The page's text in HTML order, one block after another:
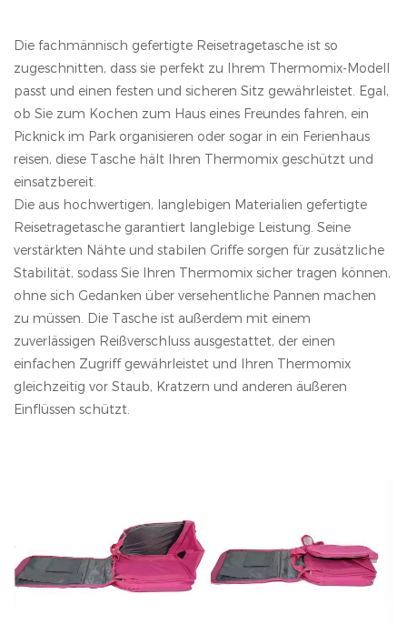
Die fachmännisch gefertigte Reisetragetasche ist so
zugeschnitten, dass sie perfekt zu Ihrem Thermomix-Modell
passt und einen festen und sicheren Sitz gewährleistet. Egal,
ob Sie zum Kochen zum Haus eines Freundes fahren, ein
Picknick im Park organisieren oder sogar in ein Ferienhaus
reisen, diese Tasche hält Ihren Thermomix geschützt und
einsatzbereit.
Die aus hochwertigen, langlebigen Materialien gefertigte
Reisetragetasche garantiert langlebige Leistung. Seine
verstärkten Nähte und stabilen Griffe sorgen für zusätzliche
Stabilität, sodass Sie Ihren Thermomix sicher tragen können,
ohne sich Gedanken über versehentliche Pannen machen
zu müssen. Die Tasche ist außerdem mit einem
zuverlässigen Reißverschluss ausgestattet, der einen
einfachen Zugriff gewährleistet und Ihren Thermomix
gleichzeitig vor Staub, Kratzern und anderen äußeren
Einflüssen schützt.